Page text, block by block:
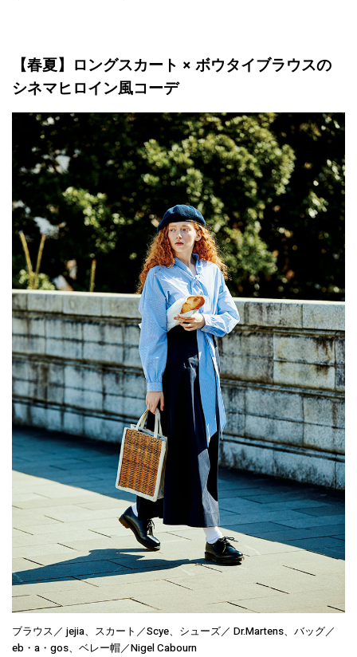
【春夏】ロングスカート × ボウタイブラウスの
シネマヒロイン風コーデ
ブラウス／ jejia、スカート／Scye、シューズ／ Dr.Martens、バッグ／
eb・a・gos、ベレー帽／Nigel Cabourn